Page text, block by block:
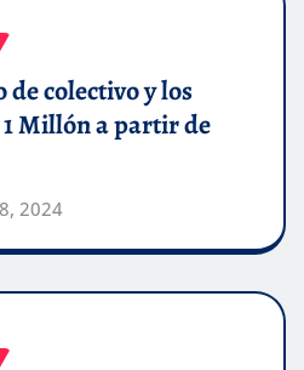
de colectivo y los
Millón a partir de
2024